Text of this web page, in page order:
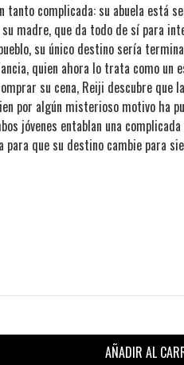
tanto complicada: su abuela está
madre, que da todo de sí para
su único destino sería
quien ahora lo trata como un
su cena, Reiji descubre que
por algún misterioso motivo ha
jóvenes entablan una
que su destino cambie para